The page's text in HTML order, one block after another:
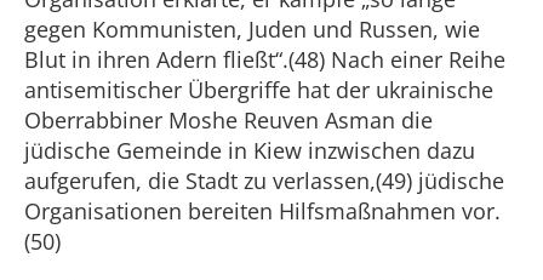
gegen Kommunisten, Juden und Russen, wie
Blut in ihren Adern fließt“.(48) Nach einer Reihe
antisemitischer Übergriffe hat der ukrainische
Oberrabbiner Moshe Reuven Asman die
jüdische Gemeinde in Kiew inzwischen dazu
aufgerufen, die Stadt zu verlassen,(49) jüdische
Organisationen bereiten Hilfsmaßnahmen vor.
(50)